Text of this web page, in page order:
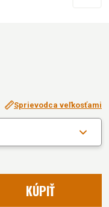
Sprievodca veľkosťami
KÚPIŤ